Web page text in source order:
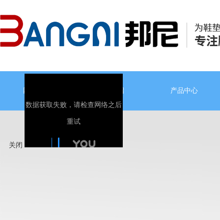
网站首页 公司介绍 产品中心
关闭